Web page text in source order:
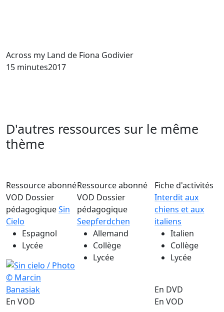
Across my Land de Fiona Godivier
15 minutes2017
D'autres ressources sur le même
thème
Ressource abonné
VOD Dossier
pédagogiqueSin
Cielo
Espagnol
Lycée
En VOD
Ressource abonné
VOD Dossier
pédagogique
Seepferdchen
Allemand
Collège
Lycée
Fiche d'activités
Interdit aux
chiens et aux
italiens
Italien
Collège
Lycée
En DVD
En VOD